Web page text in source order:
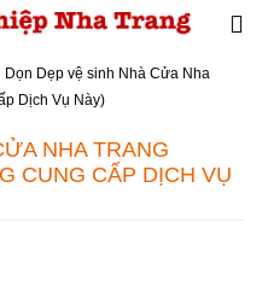
Dọn Dẹp vệ sinh Nhà Cửa Nha
Dịch Vụ Này)
NHA TRANG
CUNG CẤP DỊCH VỤ